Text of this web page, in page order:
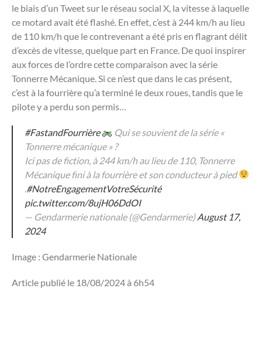
le biais d’un Tweet sur le réseau social X, la vitesse à laquelle
ce motard avait été flashé. En effet, c’est à 244 km/h au lieu
de 110 km/h que le contrevenant a été pris en flagrant délit
d’excès de vitesse, quelque part en France. De quoi inspirer
aux forces de l’ordre cette comparaison avec la série
Tonnerre Mécanique. Si ce n’est que dans le cas présent,
c’est à la fourrière qu’a terminé le deux roues, tandis que le
pilote y a perdu son permis…
#FastandFourrière
Qui se souvient de la série «
Tonnerre mécanique » ?
Ici pas de fiction, à 244 km/h au lieu de 110, Tonnerre
Mécanique fini à la fourrière et son conducteur à pied
#NotreEngagementVotreSécurité
pic.twitter.com/8ujH06DdOI
— Gendarmerie nationale (@Gendarmerie)August 17,
2024
Image : Gendarmerie Nationale
Article publié le 18/08/2024 à 6h54